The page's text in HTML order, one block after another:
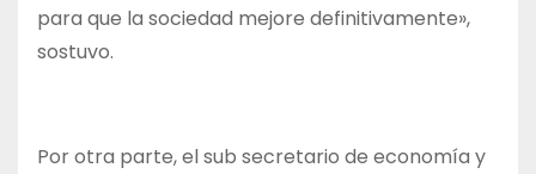
para que la sociedad mejore definitivamente»,
sostuvo.
Por otra parte, el sub secretario de economía y